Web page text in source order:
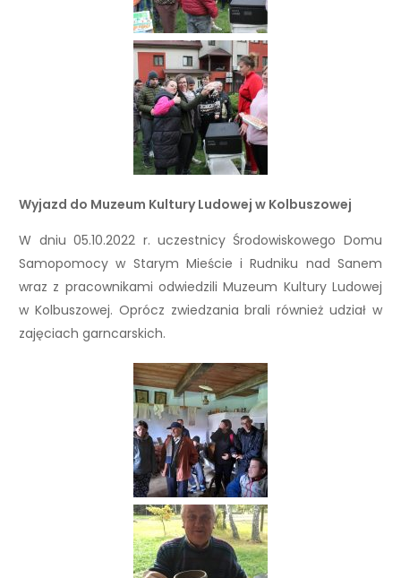
Wyjazd do Muzeum Kultury Ludowej w Kolbuszowej
W dniu 05.10.2022 r. uczestnicy Środowiskowego Domu
Samopomocy w Starym Mieście i Rudniku nad Sanem
wraz z pracownikami odwiedziliMuzeum Kultury Ludowej
w Kolbuszowej. Oprócz zwiedzania brali również udział w
zajęciach garncarskich.